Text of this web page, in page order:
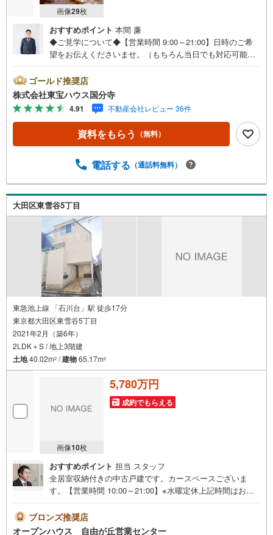
画像29枚
おすすめポイント 本間 廉
◆ご見学について◆【営業時間 9:00～21:00】日時のご希
望をお伝えくださいませ。（もちろん当日でも対応可能で
のご連絡をおすすめいたします。「室内・現地を見学す
る」ボタンよりご予約いただくと、スムーズにご案内可能
です。事前に鍵の手配や内覧準備が必要な場合がございま
すのでご了承ください。◆TOHO HOUSE CLUB◆弊社で売
買いただいたお客様はTOHO HOUSE CLUBにご加入いただ
けます。10～20、30年後のリフォーム、保険やローンの見
ご提供いたします。◆FPによるライフサポート◆専属ファ
運用・相続など幅広くアドバイスいたします。ご契約前後
を問わず、安心してご利用いただけます。◆安心の環境◆
無料駐車場、キッズスペースを完備し、ご家族でのご来店
も安心です。の体制で皆様の住まい探しをサポートいたし
ます。
ゴールド推奨店
株式会社東宝ハウス国分寺
4.91 不動産会社レビュー 36件
資料をもらう （無料）
電話する （通話料無料）
大田区東雪谷5丁目
東急池上線 「石川台」駅 徒歩17分
東京都大田区東雪谷5丁目
2021年2月（築6年）
2LDK＋S / 地上3階建
土地40.02m2 /建物65.17m2
画像10枚
5,780万円
成約でもらえる
おすすめポイント 担当 スタッフ
全居室収納付きの中古戸建です。カースペースございま
す。【営業時間 10:00～21:00】※水曜定休上記時間はお電
ださい！現地を見学される場合は「室内・現地を見学する
（無料）」ボタンよりご希望の日時をご記入いただけます
ブロンズ推奨店
オープンハウス 自由が丘営業センター